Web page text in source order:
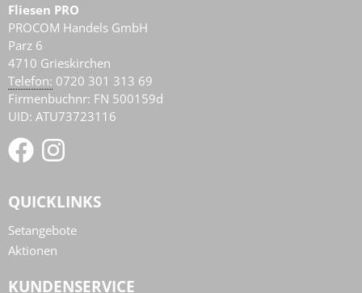
Fliesen PRO
PROCOM Handels GmbH
Parz 6
4710 Grieskirchen
AT
Telefon: 0720 301 313 69
Firmenbuchnr: FN 500159d
UID: ATU73723116
QUICKLINKS
Setangebote
Aktionen
KUNDENSERVICE